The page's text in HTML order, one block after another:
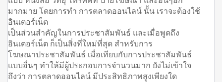
มากมาย โดยการทำ การตลาดออนไลน์ นั้น เราจะต้องใช้
อินเตอร์เน็ต
เป็นส่วนสำคัญในการประชาสัมพันธ์ และเมื่อพูดถึง
อินเตอร์เน็ต ก็เป็นสิ่งที่ใหม่ที่สุด สำหรับการ
โฆษณาประชาสัมพันธ์ เมื่อเทียบกับการประชาสัมพันธ์
แบบอื่นๆ ทำให้มีผู้ประกอบการจำนวนมาก ยังไม่เข้าใจ
ถึงว่า การตลาดออนไลน์ มีประสิทธิภาพสูงเพียงใด